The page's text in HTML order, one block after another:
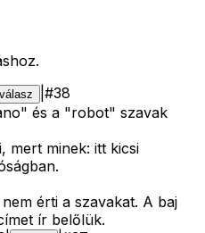
válasz #38
és a "robot" szavak
mert minek: itt kicsi
érti a szavakat. A baj
ír belőlük.